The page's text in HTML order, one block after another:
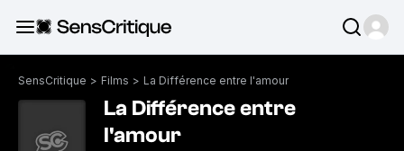
SensCritique > Films > La Différence entre l'amour
La Différence entre
l'amour